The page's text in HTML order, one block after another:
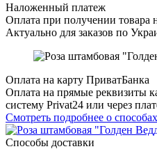
Наложенный платеж
Оплата при получении товара
Актуально для заказов по
Оплата на карту ПриватБанка
Оплата на прямые реквизиты
систему Privat24 или через
Смотреть подробнее о
Способы доставки